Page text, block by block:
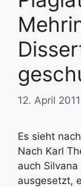
12. April 2011
Es sieht
Nach Karl
auch
ausgesetzt,